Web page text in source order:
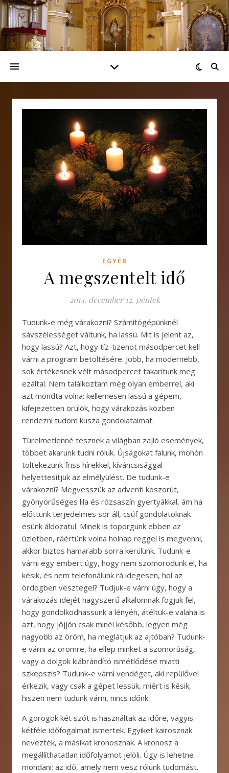
EGYÉB
A megszentelt idő
2014. december 12. péntek
Tudunk-e még várakozni? Számítógépünknél
sávszélességet váltunk, ha lassú. Mit is jelent az,
hogy lassú? Azt, hogy tíz-tizenöt másodpercet kell
várni a program betöltésére. Jobb, ha modernebb,
sok értékesnek vélt másodpercet takarítunk meg
ezáltal. Nem találkoztam még olyan emberrel, aki
azt mondta volna: kellemesen lassú a gépem,
kifejezetten örülök, hogy várakozás közben
rendezni tudom kusza gondolataimat.
Türelmetlenné tesznek a világban zajló események,
többet akarunk tudni róluk. Újságokat falunk, mohón
töltekezünk friss hírekkel, kíváncsisággal
helyettesítjük az elmélyülést. De tudunk-e
várakozni? Megvesszük az adventi koszorút,
gyönyörűséges lila és rózsaszín gyertyákkal, ám ha
előttünk terjedelmes sor áll, csúf gondolatoknak
esünk áldozatul. Minek is toporgunk ebben az
üzletben, ráértünk volna holnap reggel is megvenni,
akkor biztos hamarabb sorra kerülünk. Tudunk-e
várni egy embert úgy, hogy nem szomorodunk el, ha
késik, és nem telefonálunk rá idegesen, hol az
ördögben vesztegel? Tudjuk-e várni úgy, hogy a
várakozás idejét nagyszerű alkalomnak fogjuk fel,
hogy gondolkodhassunk a lényén, átéltük-e valaha is
azt, hogy jöjjön csak minél később, legyen még
nagyobb az öröm, ha meglátjuk az ajtóban? Tudunk-
e várni az örömre, ha ellep minket a szomorúság,
vagy a dolgok kiábrándító ismétlődése miatti
szkepszis? Tudunk-e várni vendéget, aki repülővel
érkezik, vagy csak a gépet lessük, miért is késik,
hiszen nem tudunk várni, nincs időnk.
A görögök két szót is használtak az időre, vagyis
kétféle időfogalmat ismertek. Egyiket kairosznak
nevezték, a másikat kronosznak. A kronosz a
megállíthatatlan időfolyamot jelöli. Úgy is lehetne
mondani: az idő, amely nem vesz rólunk tudomást.